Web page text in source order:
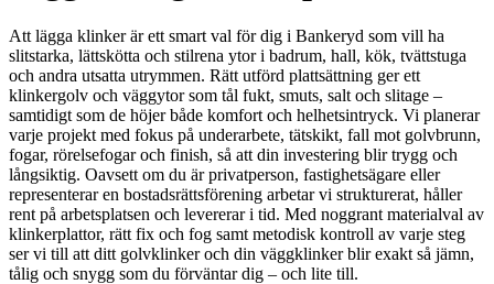
Att lägga klinker är ett smart val för dig i Bankeryd som vill ha
slitstarka, lättskötta och stilrena ytor i badrum, hall, kök, tvättstuga
och andra utsatta utrymmen. Rätt utförd plattsättning ger ett
klinkergolv och väggytor som tål fukt, smuts, salt och slitage –
samtidigt som de höjer både komfort och helhetsintryck. Vi planerar
varje projekt med fokus på underarbete, tätskikt, fall mot golvbrunn,
fogar, rörelsefogar och finish, så att din investering blir trygg och
långsiktig. Oavsett om du är privatperson, fastighetsägare eller
representerar en bostadsrättsförening arbetar vi strukturerat, håller
rent på arbetsplatsen och levererar i tid. Med noggrant materialval av
klinkerplattor, rätt fix och fog samt metodisk kontroll av varje steg
ser vi till att ditt golvklinker och din väggklinker blir exakt så jämn,
tålig och snygg som du förväntar dig – och lite till.